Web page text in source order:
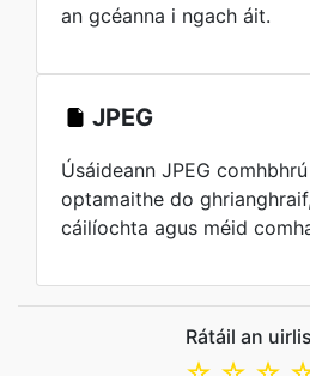
an gcéanna i ngach áit.
JPEG
Úsáideann JPEG
optamaithe do
cáilíochta agus méid
Rátáil an